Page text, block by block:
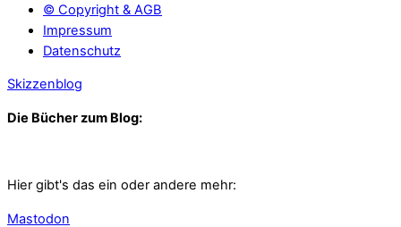
© Copyright & AGB
Impressum
Datenschutz
Skizzenblog
Die Bücher zum Blog:
Hier gibt's das ein oder andere mehr:
Mastodon